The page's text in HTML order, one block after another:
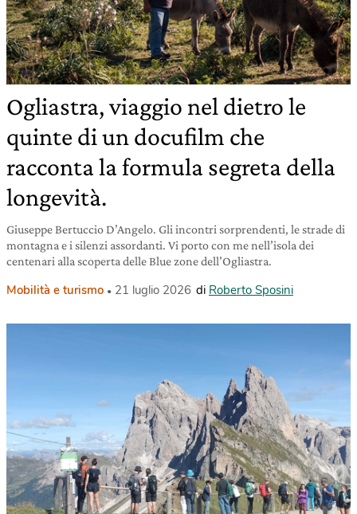
Ogliastra, viaggio nel dietro le
quinte di un docufilm che
racconta la formula segreta della
longevità.
Giuseppe Bertuccio D’Angelo. Gli incontri sorprendenti, le strade di
montagna e i silenzi assordanti. Vi porto con me nell’isola dei
centenari alla scoperta delle Blue zone dell’Ogliastra.
Mobilità e turismo 21 luglio 2026 di Roberto Sposini